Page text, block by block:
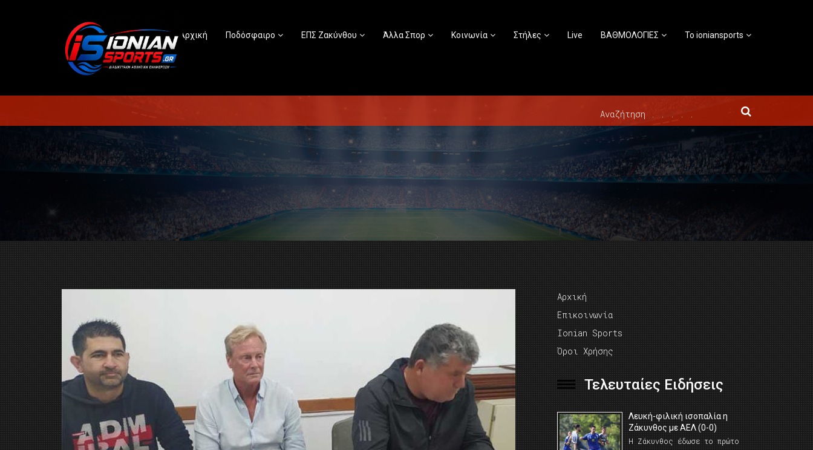
Αρχική Ποδόσφαιρο ΕΠΣ Ζακύνθου Άλλα Σπορ Κοινωνία Στήλες Live ΒΑΘΜΟΛΟΓΙΕΣ Το ioniansports
Αρχική
Επικοινωνία
Ionian Sports
Όροι Χρήσης
Τελευταίες Ειδήσεις
Λευκή-φιλική ισοπαλία η
Ζάκυνθος με ΑΕΛ (0-0)
Η Ζάκυνθος έδωσε το πρώτο